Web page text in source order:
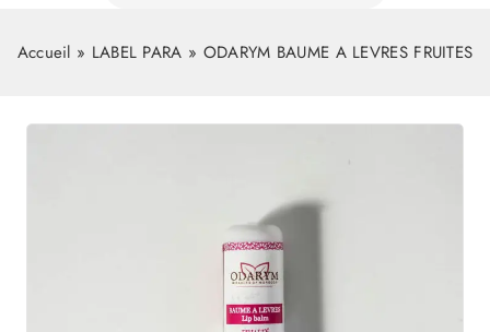
Accueil » LABEL PARA » ODARYM BAUME A LEVRES FRUITES